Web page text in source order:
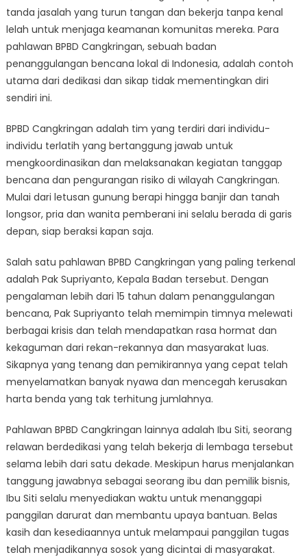
Cangkringan:
Bekerja
Lelah
untuk
Menjaga
Masyarakat
tanda jasalah yang turun tangan dan bekerja tanpa kenal
lelah untuk menjaga keamanan komunitas mereka. Para
pahlawan BPBD Cangkringan, sebuah badan
penanggulangan bencana lokal di Indonesia, adalah contoh
utama dari dedikasi dan sikap tidak mementingkan diri
sendiri ini.
BPBD Cangkringan adalah tim yang terdiri dari individu-
individu terlatih yang bertanggung jawab untuk
mengkoordinasikan dan melaksanakan kegiatan tanggap
bencana dan pengurangan risiko di wilayah Cangkringan.
Mulai dari letusan gunung berapi hingga banjir dan tanah
longsor, pria dan wanita pemberani ini selalu berada di garis
depan, siap beraksi kapan saja.
Salah satu pahlawan BPBD Cangkringan yang paling terkenal
adalah Pak Supriyanto, Kepala Badan tersebut. Dengan
pengalaman lebih dari 15 tahun dalam penanggulangan
bencana, Pak Supriyanto telah memimpin timnya melewati
berbagai krisis dan telah mendapatkan rasa hormat dan
kekaguman dari rekan-rekannya dan masyarakat luas.
Sikapnya yang tenang dan pemikirannya yang cepat telah
menyelamatkan banyak nyawa dan mencegah kerusakan
harta benda yang tak terhitung jumlahnya.
Pahlawan BPBD Cangkringan lainnya adalah Ibu Siti, seorang
relawan berdedikasi yang telah bekerja di lembaga tersebut
selama lebih dari satu dekade. Meskipun harus menjalankan
tanggung jawabnya sebagai seorang ibu dan pemilik bisnis,
Ibu Siti selalu menyediakan waktu untuk menanggapi
panggilan darurat dan membantu upaya bantuan. Belas
kasih dan kesediaannya untuk melampaui panggilan tugas
telah menjadikannya sosok yang dicintai di masyarakat.